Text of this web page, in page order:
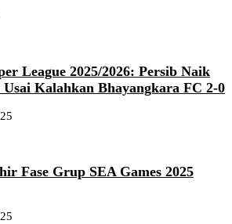
League 2025/2026: Persib Naik
Usai Kalahkan Bhayangkara FC 2-0
Fase Grup SEA Games 2025